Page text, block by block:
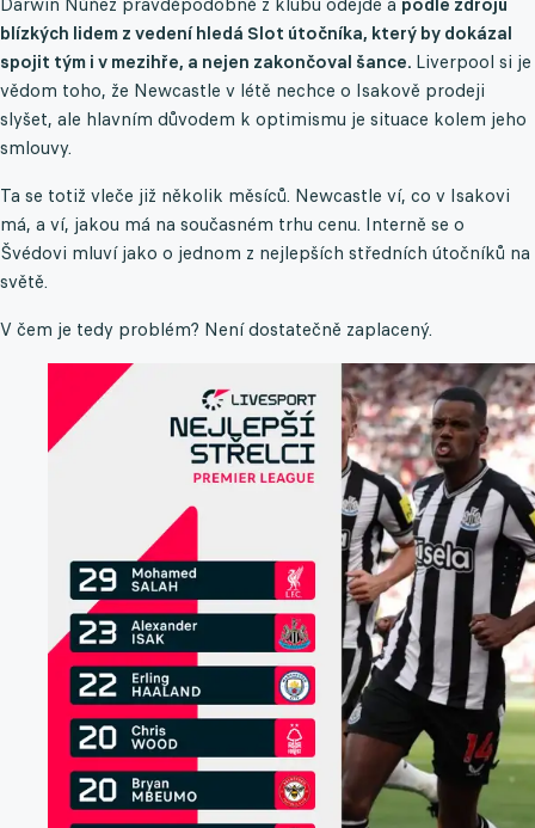
blízkých lidem z vedení hledá Slot útočníka, který by dokázal
spojit tým i v mezihře, a nejen zakončoval šance. Liverpool si je
vědom toho, že Newcastle v létě nechce o Isakově prodeji
slyšet, ale hlavním důvodem k optimismu je situace kolem jeho
smlouvy.
Ta se totiž vleče již několik měsíců. Newcastle ví, co v Isakovi
má, a ví, jakou má na současném trhu cenu. Interně se o
Švédovi mluví jako o jednom z nejlepších středních útočníků na
světě.
V čem je tedy problém? Není dostatečně zaplacený.